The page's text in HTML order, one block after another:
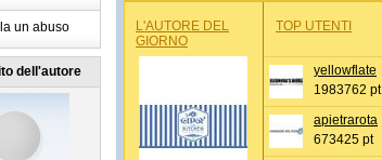
un abuso
dell'autore
L'AUTORE DEL
GIORNO
TOP UTENTI
yellowflate
1983762 pt
apietrarota
673425 pt